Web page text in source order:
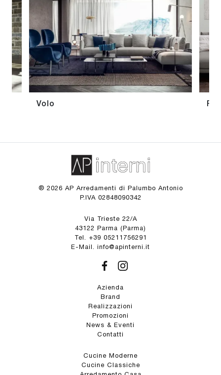
Volo
® 2026 AP Arredamenti di Palumbo Antonio
P.IVA 02848090342
Via Trieste 22/A
43122 Parma (Parma)
Tel. +39 05211756291
E-Mail. info@apinterni.it
Azienda
Brand
Realizzazioni
Promozioni
News & Eventi
Contatti
Cucine Moderne
Cucine Classiche